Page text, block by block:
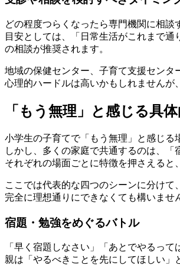
どの程度つらくなったら専門機関に相談
目安としては、「日常生活がこれまで
の相談が推奨されます。
地域の保健センター、子育て支援セン
心理的ハードルは高いかもしれませんが、
「もう無理」と感じる具
小学生の子育てで「もう無理」と感じる
しかし、多くの家庭で共通するのは、
それぞれの場面ごとに特徴を押さえると
ここでは代表的な四つのシーンに分け
完全に理想通りにできなくても構いませ
宿題・勉強をめぐるバトル
「早く宿題しなさい」「あとでやるっ
親は「やるべきことを先にしてほしい